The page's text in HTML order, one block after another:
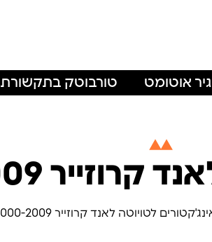
אוטומט טורבוטק בתקשורת
2000-2009 3.0
לטויוטה לאנד קרוזייר 2000-2009 3.0